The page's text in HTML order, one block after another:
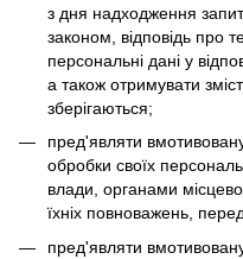
з дня надходження
законом, відповідь про
персональні дані у
а також отримувати
зберігаються;
пред'являти
обробки своїх
влади, органами
їхніх повноважень,
пред'являти